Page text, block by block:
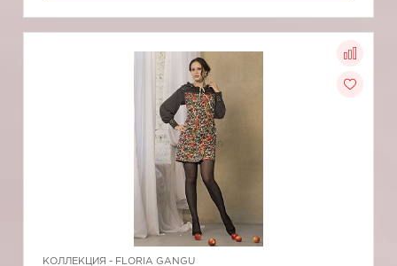
КОЛЛЕКЦИЯ - FLORIA GANGU